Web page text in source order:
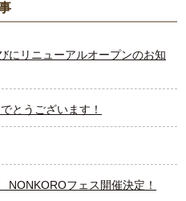
にリニューアルオープンのお知
とうございます！
フェス開催決定！